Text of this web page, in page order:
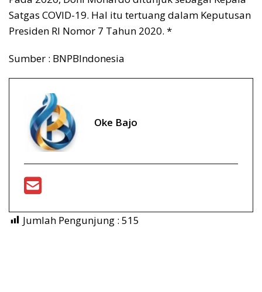
Satgas COVID-19. Hal itu tertuang dalam Keputusan
Presiden RI Nomor 7 Tahun 2020. *
Sumber : BNPBIndonesia
Oke Bajo
Jumlah Pengunjung : 515